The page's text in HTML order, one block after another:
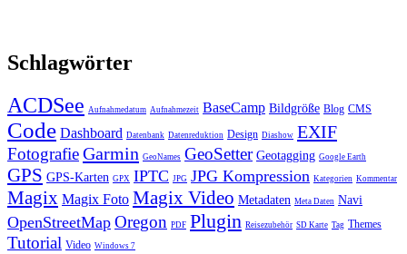
Schlagwörter
ACDSee Aufnahmedatum Aufnahmezeit BaseCamp Bildgröße Blog CMS
Code Dashboard Datenbank Datenreduktion Design Diashow EXIF
FotografieGarmin GeoNames GeoSetter Geotagging Google Earth
GPS GPS-Karten GPX IPTC JPG JPG Kompression Kategorien Kommentar
Magix Magix Foto Magix Video Metadaten Meta Daten Navi
OpenStreetMap Oregon PDF Plugin Reisezubehör SD Karte Tag Themes
Tutorial Video Windows 7